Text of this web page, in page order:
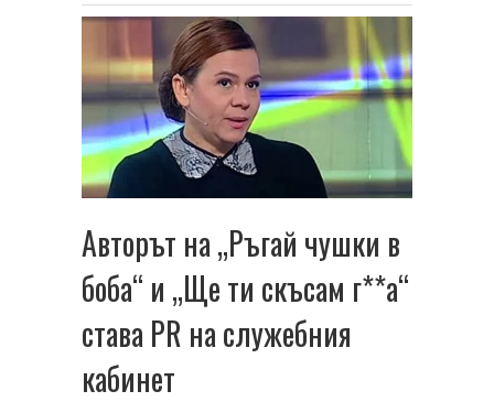
Авторът на „Ръгай чушки в
боба“ и „Ще ти скъсам г**а“
става PR на служебния
кабинет